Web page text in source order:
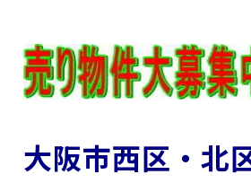
大阪市西区・北